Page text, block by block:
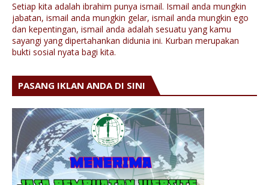
Setiap kita adalah ibrahim punya ismail. Ismail anda mungkin
jabatan, ismail anda mungkin gelar, ismail anda mungkin ego
dan kepentingan, ismail anda adalah sesuatu yang kamu
sayangi yang dipertahankan didunia ini. Kurban merupakan
bukti sosial nyata bagi kita.
PASANG IKLAN ANDA DI SINI